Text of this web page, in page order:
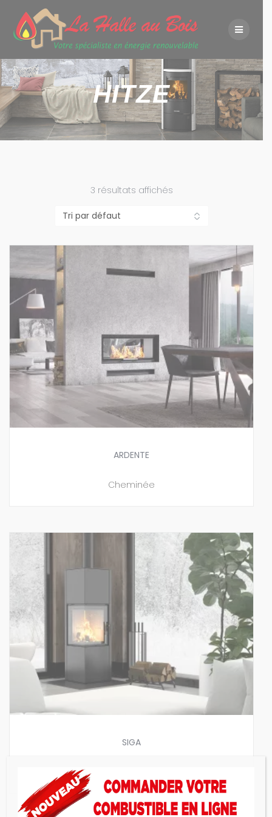
content
HITZE
3 résultats affichés
ARDENTE
Cheminée
SIGA